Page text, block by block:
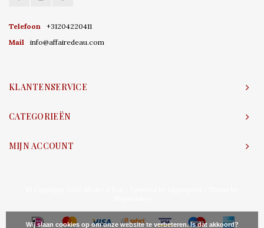
Telefoon
+31204220411
Mail
info@affairedeau.com
KLANTENSERVICE
CATEGORIEËN
MIJN ACCOUNT
Wij slaan cookies op om onze website te verbeteren. Is dat akkoord?